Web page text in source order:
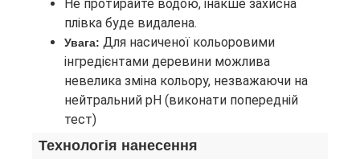
Не протирайте водою, інакше захисна
плівка буде видалена.
Увага: Для насиченої кольоровими
інгредієнтами деревини можлива
невелика зміна кольору, незважаючи на
нейтральний рН (виконати попередній
тест)
Технологія нанесення